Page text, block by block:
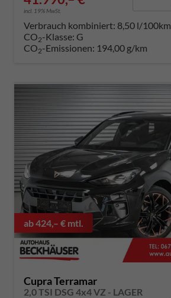
incl. 19% MwSt.
Verbrauch kombiniert: 8,50 l/100km
CO2-Klasse: G
CO2-Emissionen: 194,00 g/km
ab 424,– € mtl.
Cupra Terramar
2,0 TSI DSG 4x4 VZ - LAGER